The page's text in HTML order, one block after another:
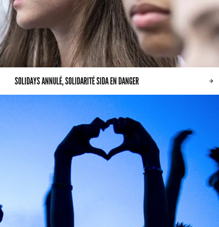
SOLIDAYS ANNULÉ, SOLIDARITÉ SIDA EN DANGER